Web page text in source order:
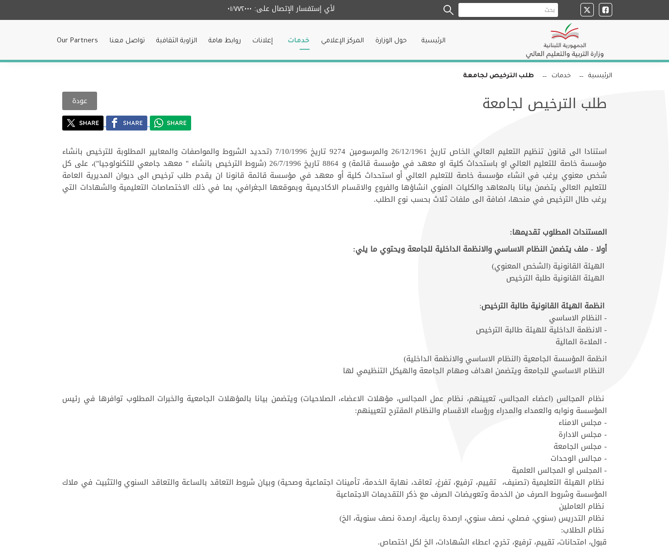
لأي إستفسار الإتصال على: ٠١/٧٧٢٠٠٠
الرئيسية حول الوزارة المركز الإعلامي خدمات إعلانات روابط هامة الزاوية الثقافية تواصل معنا Our Partners
الرئيسية خدمات طلب الترخيص لجامعة
طلب الترخيص لجامعة عودة
استنادا الى قانون تنظيم التعليم العالي الخاص تاريخ 26/12/1961 والمرسومين 9274 تاريخ 7/10/1996 (تحديد الشروط والمواصفات والمعايير المطلوبة للترخيص بانشاء
مؤسسة خاصة للتعليم العالي او باستحداث كلية او معهد في مؤسسة قائمة) و 8864 تاريخ 26/7/1996 (شروط الترخيص بانشاء " معهد جامعي للتكنولوجيا")، على كل
شخص معنوي يرغب في انشاء مؤسسة خاصة للتعليم العالي أو استحداث كلية أو معهد في مؤسسة قائمة قانونا ان يقدم طلب ترخيص الى ديوان المديرية العامة
للتعليم العالي يتضمن بيانا بالمعاهد والكليات المنوي انشاؤها والفروع والاقسام الاكاديمية وبموقعها الجغرافي، بما في ذلك الاختصاصات التعليمية والشهادات التي
يرغب طال الترخيص في منحها، اضافة الى ملفات ثلاث بحسب نوع الطلب.
المستندات المطلوب تقديمها:
أولا - ملف يتضمن النظام الاساسي والانظمة الداخلية للجامعة ويحتوي ما يلي:
الهيئة القانونية (الشخص المعنوي)
الهيئة القانونية طلبة الترخيص
انظمة الهيئة القانونية طالبة الترخيص:
- النظام الاساسي
- الانظمة الداخلية للهيئة طالبة الترخيص
- الملاءة المالية
انظمة المؤسسة الجامعية (النظام الاساسي والانظمة الداخلية)
النظام الاساسي للجامعة ويتضمن اهداف ومهام الجامعة والهيكل التنظيمي لها
نظام المجالس (اعضاء المجالس، تعيينهم، نظام عمل المجالس، مؤهلات الاعضاء، الصلاحيات) ويتضمن بيانا بالمؤهلات الجامعية والخبرات المطلوب توافرها في رئيس
المؤسسة ونوابه والعمداء والمدراء ورؤساء الاقسام والنظام المقترح لتعيينهم:
- مجلس الامناء
- مجلس الادارة
- مجلس الجامعة
- مجالس الوحدات
- المجلس او المجالس العلمية
نظام الهيئة التعليمية (تصنيف، تقييم، ترفيع، تفرغ، تعاقد، نهاية الخدمة، تأمينات اجتماعية وصحية) وبيان شروط التعاقد بالساعة والتعاقد السنوي والتثبيت في ملاك
المؤسسة وشروط الصرف من الخدمة وتعويضات الصرف مع ذكر التقديمات الاجتماعية
نظام العاملين
نظام التدريس (سنوي، فصلي، نصف سنوي، ارصدة رباعية، ارصدة نصف سنوية، الخ)
نظام الطلاب:
قبول، امتحانات، تقييم، ترفيع، تخرج، اعطاء الشهادات، الخ لكل اختصاص.